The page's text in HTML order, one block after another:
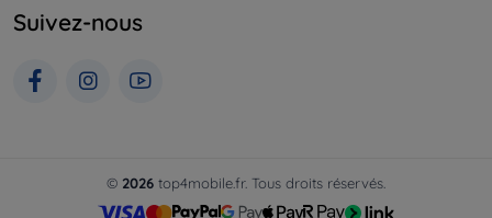
Suivez-nous
© 2026 top4mobile.fr. Tous droits réservés.